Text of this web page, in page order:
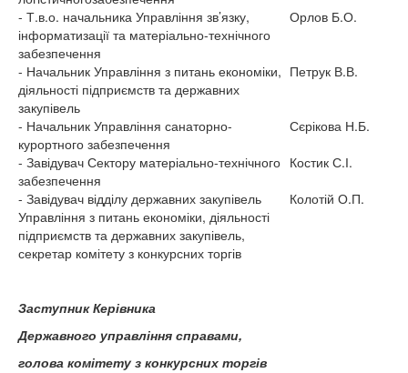
- Т.в.о. начальника Управління зв’язку,
інформатизації та матеріально-технічного
забезпечення
Орлов Б.О.
- Начальник Управління з питань економіки,
діяльності підприємств та державних
закупівель
Петрук В.В.
- Начальник Управління санаторно-
курортного забезпечення
Сєрікова Н.Б.
- Завідувач Сектору матеріально-технічного
забезпечення
Костик С.І.
- Завідувач відділу державних закупівель
Управління з питань економіки, діяльності
підприємств та державних закупівель,
секретар комітету з конкурсних торгів
Колотій О.П.
Заступник Керівника
Державного управління справами,
голова комітету з конкурсних торгів